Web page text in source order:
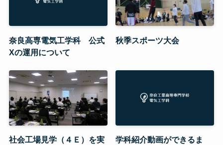
奈良高専電気工学科 公式
Xの運用について
秋季スポーツ大会
社会工場見学（４Ｅ）を実
学科紹介動画ができるま